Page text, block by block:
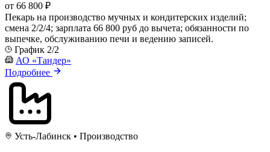
от 66 800 ₽
Пекарь на производство мучных и кондитерских изделий;
смена 2/2/4; зарплата 66 800 руб до вычета; обязанности по
выпечке, обслуживанию печи и ведению записей.
График 2/2
АО «Тандер»
Подробнее
Усть-Лабинск • Производство